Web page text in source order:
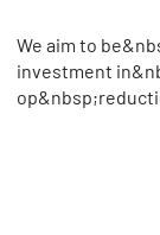
We aim to
investment